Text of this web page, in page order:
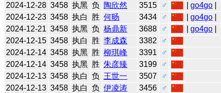
2024-12-28 3458 执黑 负 陶欣然 3515 ♂ |go4go
2024-12-23 3458 执白 胜 何旸 3434 ♂ |go4go
2024-12-21 3458 执黑 负 杨鼎新 3688 ♂ |go4go
2024-12-15 3458 执白 胜 李成森 3382
♂
2024-12-14 3458 执黑 胜 柳琪峰 3391
♂
2024-12-14 3458 执黑 胜 朱彦臻 3199
♂
2024-12-13 3458 执白 负 王世一 3507
♂
2024-12-13 3458 执白 负 伊凌涛 3456
♂